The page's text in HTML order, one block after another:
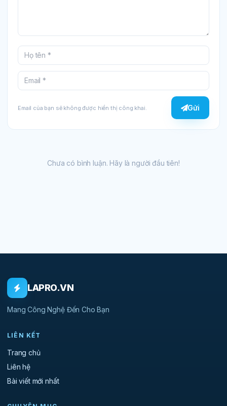
Email của bạn sẽ không được hiển thị công khai. Gửi
Chưa có bình luận. Hãy là người đầu tiên!
LAPRO.VN
Mang Công Nghệ Đến Cho Bạn
LIÊN KẾT
Trang chủ
Liên hệ
Bài viết mới nhất